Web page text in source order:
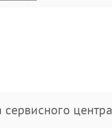
центра